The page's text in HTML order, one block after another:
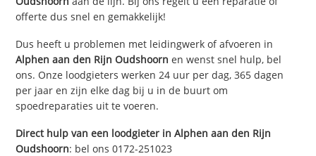
offerte dus snel en gemakkelijk!
Dus heeft u problemen met leidingwerk of afvoeren in
Alphen aan den Rijn Oudshoorn en wenst snel hulp, bel
ons. Onze loodgieters werken 24 uur per dag, 365 dagen
per jaar en zijn elke dag bij u in de buurt om
spoedreparaties uit te voeren.
Direct hulp van een loodgieter inAlphen aan den Rijn
Oudshoorn: bel ons 0172-251023